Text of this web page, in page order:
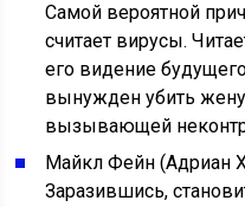
Самой вероятной
считает вирусы.
его видение
вынужден убить
вызывающей
Майкл Фейн (Адриан
Заразившись,